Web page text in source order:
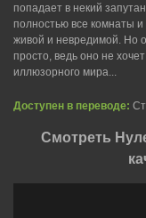
попадает в некий
полностью все комнаты
живой и невредимой. Но
просто, ведь оно не
иллюзорного мира...
Доступен в переводе:
Смотреть